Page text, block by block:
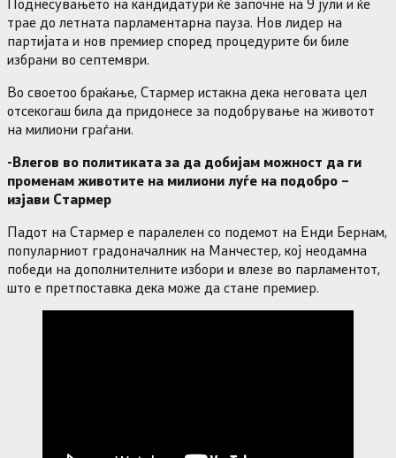
трае до летната парламентарна пауза. Нов лидер на
партијата и нов премиер според процедурите би биле
избрани во септември.
Во своетоо браќање, Стармер истакна дека неговата цел
отсекогаш била да придонесе за подобрување на животот
на милиони граѓани.
-Влегов во политиката за да добијам можност да ги
променам животите на милиони луѓе на подобро –
изјави Стармер
Падот на Стармер е паралелен со подемот на Енди Бернам,
популарниот градоначалник на Манчестер, кој неодамна
победи на дополнителните избори и влезе во парламентот,
што е претпоставка дека може да стане премиер.